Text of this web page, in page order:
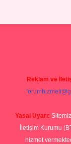
Reklam ve
Yasal Uyarı:
İletişim Kurumu
hizmet